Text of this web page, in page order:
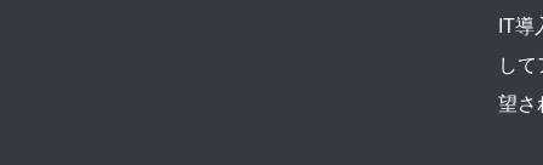
IT導
し
望さ